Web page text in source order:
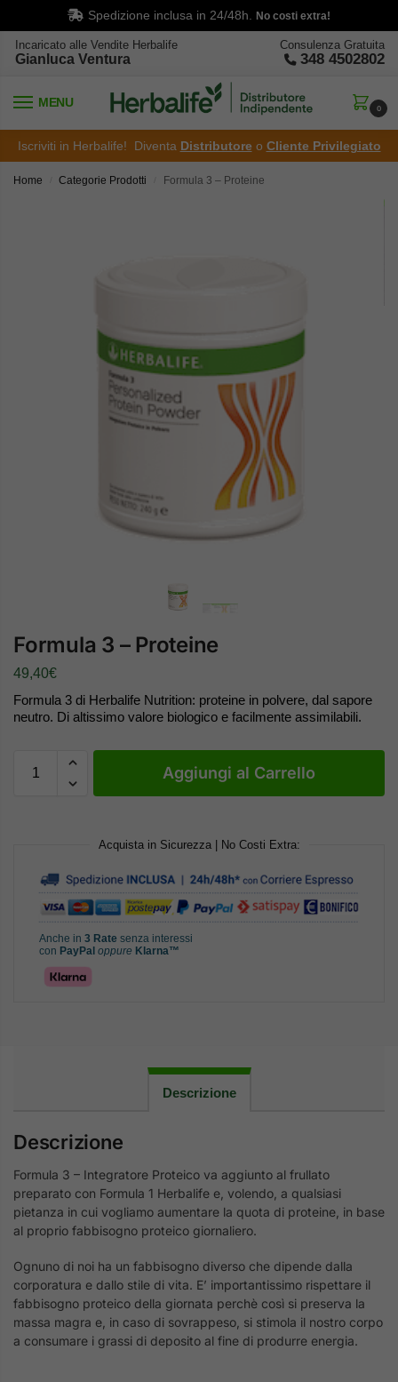
Spedizione inclusa in 24/48h. No costi extra!
Incaricato alle Vendite Herbalife
Gianluca Ventura
Consulenza Gratuita
348 4502802
MENU 0
Iscriviti in Herbalife! Diventa Distributore o Cliente Privilegiato
Home Categorie Prodotti Formula 3 – Proteine
Formula 3 – Proteine
49,40€
Formula 3 di Herbalife Nutrition: proteine in polvere, dal sapore
neutro. Di altissimo valore biologico e facilmente assimilabili.
Aggiungi al Carrello
Acquista in Sicurezza | No Costi Extra:
Anche in 3 Rate senza interessi
con PayPal oppure Klarna™
Descrizione
Descrizione
Formula 3 – Integratore Proteico va aggiunto al frullato
preparato con Formula 1 Herbalife e, volendo, a qualsiasi
pietanza in cui vogliamo aumentare la quota di proteine, in base
al proprio fabbisogno proteico giornaliero.
Ognuno di noi ha un fabbisogno diverso che dipende dalla
corporatura e dallo stile di vita. E’ importantissimo rispettare il
fabbisogno proteico della giornata perchè così si preserva la
massa magra e, in caso di sovrappeso, si stimola il nostro corpo
a consumare i grassi di deposito al fine di produrre energia.